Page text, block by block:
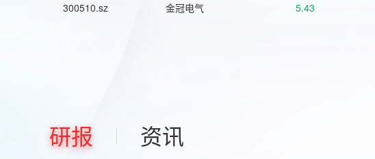
300510.sz 金冠电气 5.43
研报 资讯